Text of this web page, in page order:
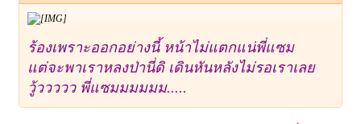
ร้องเพราะออกอย่างนี้ หน้าไม่แตกแน่พี่แซม
แต่จะพาเราหลงป่านี่ดิ เดินหันหลังไม่รอเราเลย
วู้ววววว พี่แซมมมมมม.....